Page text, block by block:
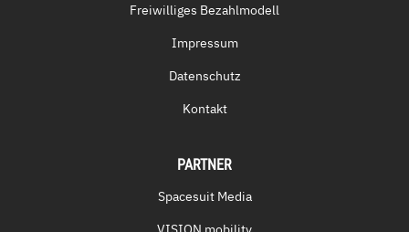
Freiwilliges Bezahlmodell
Impressum
Datenschutz
Kontakt
PARTNER
Spacesuit Media